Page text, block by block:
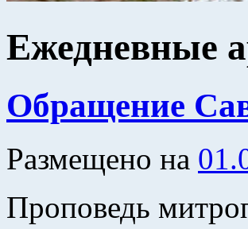
Ежедневные
Обращение
Размещено на
Проповедь